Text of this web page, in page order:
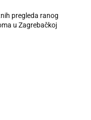
pregleda ranog
u Zagrebačkoj